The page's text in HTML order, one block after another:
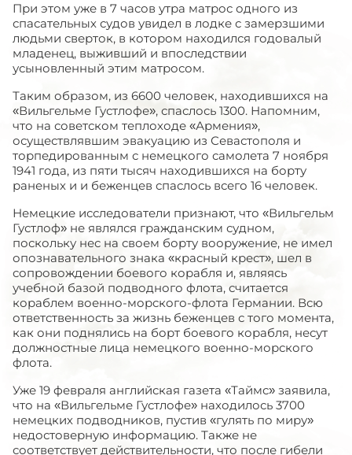
При этом уже в 7 часов утра матрос одного из
спасательных судов увидел в лодке с замерзшими
людьми сверток, в котором находился годовалый
младенец, выживший и впоследствии
усыновленный этим матросом.
Таким образом, из 6600 человек, находившихся на
«Вильгельме Густлофе», спаслось 1300. Напомним,
что на советском теплоходе «Армения»,
осуществлявшим эвакуацию из Севастополя и
торпедированным с немецкого самолета 7 ноября
1941 года, из пяти тысяч находившихся на борту
раненых и и беженцев спаслось всего 16 человек.
Немецкие исследователи признают, что «Вильгельм
Густлоф» не являлся гражданским судном,
поскольку нес на своем борту вооружение, не имел
опознавательного знака «красный крест», шел в
сопровождении боевого корабля и, являясь
учебной базой подводного флота, считается
кораблем военно-морского-флота Германии. Всю
ответственность за жизнь беженцев с того момента,
как они поднялись на борт боевого корабля, несут
должностные лица немецкого военно-морского
флота.
Уже 19 февраля английская газета «Таймс» заявила,
что на «Вильгельме Густлофе» находилось 3700
немецких подводников, пустив «гулять по миру»
недостоверную информацию. Также не
соответствует действительности, что после гибели